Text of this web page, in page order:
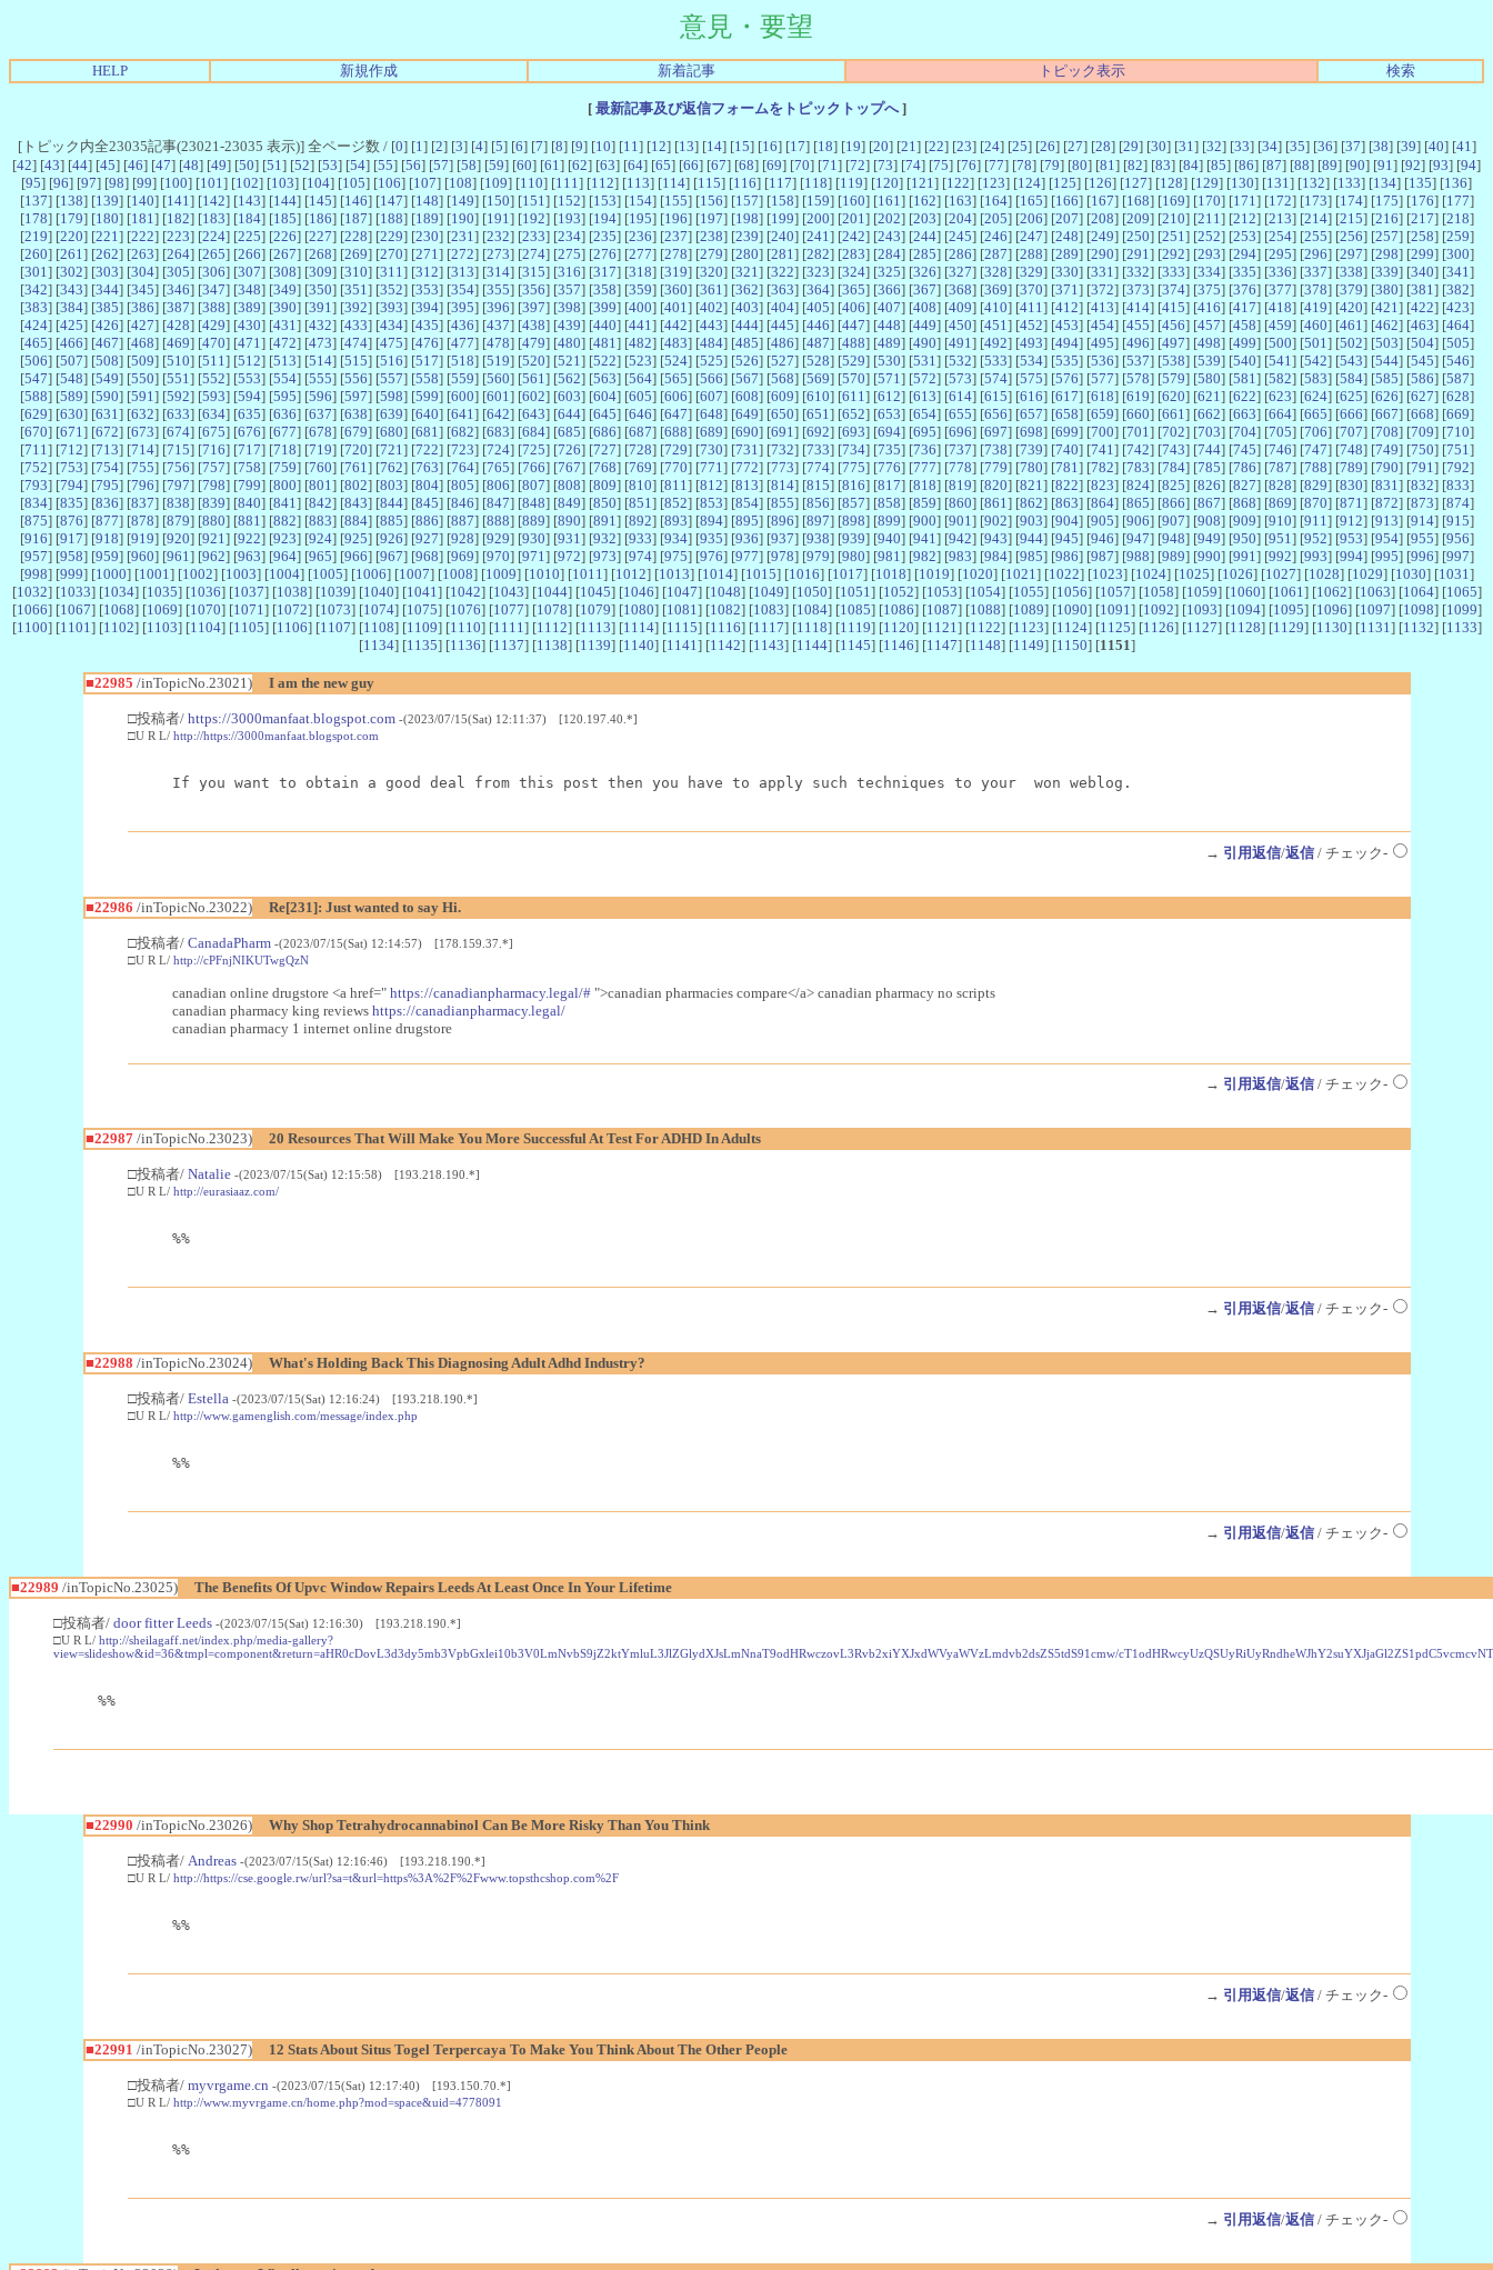
意見・要望
HELP 新規作成 新着記事 トピック表示 検索
[最新記事及び返信フォームをトピックトップへ]
[トピック内全23035記事(23021-23035 表示)] 全ページ数 / [0] [1 ] [2] [3] [4] [5] [6] [7] [8] [9] [10] [11 ] [12] [13] [14] [15] [16] [17] [18] [19] [20] [21 ] [22] [23] [24] [25] [26] [27] [28] [29] [30] [31 ] [32] [33] [34] [35] [36] [37] [38] [39] [40] [41 ]
[42] [43] [44] [45] [46] [47] [48] [49] [50] [51 ] [52] [53] [54] [55] [56] [57] [58] [59] [60] [61 ] [62] [63] [64] [65] [66] [67] [68] [69] [70] [71 ] [72] [73] [74] [75] [76] [77] [78] [79] [80] [81 ] [82] [83] [84] [85] [86] [87] [88] [89] [90] [91 ] [92] [93] [94]
[95] [96] [97] [98] [99] [100] [101 ] [102] [103] [104] [105] [106] [107] [108] [109] [110] [111 ] [112] [113] [114] [115] [116] [117] [118] [119] [120] [121 ] [122] [123] [124] [125] [126] [127] [128] [129] [130] [131 ] [132] [133] [134] [135] [136]
[137] [138] [139] [140] [141 ] [142] [143] [144] [145] [146] [147] [148] [149] [150] [151 ] [152] [153] [154] [155] [156] [157] [158] [159] [160] [161 ] [162] [163] [164] [165] [166] [167] [168] [169] [170] [171 ] [172] [173] [174] [175] [176] [177]
[178] [179] [180] [181 ] [182] [183] [184] [185] [186] [187] [188] [189] [190] [191 ] [192] [193] [194] [195] [196] [197] [198] [199] [200] [201 ] [202] [203] [204] [205] [206] [207] [208] [209] [210] [211 ] [212] [213] [214] [215] [216] [217] [218]
[219] [220] [221 ] [222] [223] [224] [225] [226] [227] [228] [229] [230] [231 ] [232] [233] [234] [235] [236] [237] [238] [239] [240] [241 ] [242] [243] [244] [245] [246] [247] [248] [249] [250] [251 ] [252] [253] [254] [255] [256] [257] [258] [259]
[260] [261 ] [262] [263] [264] [265] [266] [267] [268] [269] [270] [271 ] [272] [273] [274] [275] [276] [277] [278] [279] [280] [281 ] [282] [283] [284] [285] [286] [287] [288] [289] [290] [291 ] [292] [293] [294] [295] [296] [297] [298] [299] [300]
[301 ] [302] [303] [304] [305] [306] [307] [308] [309] [310] [311 ] [312] [313] [314] [315] [316] [317] [318] [319] [320] [321 ] [322] [323] [324] [325] [326] [327] [328] [329] [330] [331 ] [332] [333] [334] [335] [336] [337] [338] [339] [340] [341 ]
[342] [343] [344] [345] [346] [347] [348] [349] [350] [351 ] [352] [353] [354] [355] [356] [357] [358] [359] [360] [361 ] [362] [363] [364] [365] [366] [367] [368] [369] [370] [371 ] [372] [373] [374] [375] [376] [377] [378] [379] [380] [381 ] [382]
[383] [384] [385] [386] [387] [388] [389] [390] [391 ] [392] [393] [394] [395] [396] [397] [398] [399] [400] [401 ] [402] [403] [404] [405] [406] [407] [408] [409] [410] [411 ] [412] [413] [414] [415] [416] [417] [418] [419] [420] [421 ] [422] [423]
[424] [425] [426] [427] [428] [429] [430] [431 ] [432] [433] [434] [435] [436] [437] [438] [439] [440] [441 ] [442] [443] [444] [445] [446] [447] [448] [449] [450] [451 ] [452] [453] [454] [455] [456] [457] [458] [459] [460] [461 ] [462] [463] [464]
[465] [466] [467] [468] [469] [470] [471 ] [472] [473] [474] [475] [476] [477] [478] [479] [480] [481 ] [482] [483] [484] [485] [486] [487] [488] [489] [490] [491 ] [492] [493] [494] [495] [496] [497] [498] [499] [500] [501 ] [502] [503] [504] [505]
[506] [507] [508] [509] [510] [511 ] [512] [513] [514] [515] [516] [517] [518] [519] [520] [521 ] [522] [523] [524] [525] [526] [527] [528] [529] [530] [531 ] [532] [533] [534] [535] [536] [537] [538] [539] [540] [541 ] [542] [543] [544] [545] [546]
[547] [548] [549] [550] [551 ] [552] [553] [554] [555] [556] [557] [558] [559] [560] [561 ] [562] [563] [564] [565] [566] [567] [568] [569] [570] [571 ] [572] [573] [574] [575] [576] [577] [578] [579] [580] [581 ] [582] [583] [584] [585] [586] [587]
[588] [589] [590] [591 ] [592] [593] [594] [595] [596] [597] [598] [599] [600] [601 ] [602] [603] [604] [605] [606] [607] [608] [609] [610] [611 ] [612] [613] [614] [615] [616] [617] [618] [619] [620] [621 ] [622] [623] [624] [625] [626] [627] [628]
[629] [630] [631 ] [632] [633] [634] [635] [636] [637] [638] [639] [640] [641 ] [642] [643] [644] [645] [646] [647] [648] [649] [650] [651 ] [652] [653] [654] [655] [656] [657] [658] [659] [660] [661 ] [662] [663] [664] [665] [666] [667] [668] [669]
[670] [671 ] [672] [673] [674] [675] [676] [677] [678] [679] [680] [681 ] [682] [683] [684] [685] [686] [687] [688] [689] [690] [691 ] [692] [693] [694] [695] [696] [697] [698] [699] [700] [701 ] [702] [703] [704] [705] [706] [707] [708] [709] [710]
[711 ] [712] [713] [714] [715] [716] [717] [718] [719] [720] [721 ] [722] [723] [724] [725] [726] [727] [728] [729] [730] [731 ] [732] [733] [734] [735] [736] [737] [738] [739] [740] [741 ] [742] [743] [744] [745] [746] [747] [748] [749] [750] [751 ]
[752] [753] [754] [755] [756] [757] [758] [759] [760] [761 ] [762] [763] [764] [765] [766] [767] [768] [769] [770] [771 ] [772] [773] [774] [775] [776] [777] [778] [779] [780] [781 ] [782] [783] [784] [785] [786] [787] [788] [789] [790] [791 ] [792]
[793] [794] [795] [796] [797] [798] [799] [800] [801 ] [802] [803] [804] [805] [806] [807] [808] [809] [810] [811 ] [812] [813] [814] [815] [816] [817] [818] [819] [820] [821 ] [822] [823] [824] [825] [826] [827] [828] [829] [830] [831 ] [832] [833]
[834] [835] [836] [837] [838] [839] [840] [841 ] [842] [843] [844] [845] [846] [847] [848] [849] [850] [851 ] [852] [853] [854] [855] [856] [857] [858] [859] [860] [861 ] [862] [863] [864] [865] [866] [867] [868] [869] [870] [871 ] [872] [873] [874]
[875] [876] [877] [878] [879] [880] [881 ] [882] [883] [884] [885] [886] [887] [888] [889] [890] [891 ] [892] [893] [894] [895] [896] [897] [898] [899] [900] [901 ] [902] [903] [904] [905] [906] [907] [908] [909] [910] [911 ] [912] [913] [914] [915]
[916] [917] [918] [919] [920] [921 ] [922] [923] [924] [925] [926] [927] [928] [929] [930] [931 ] [932] [933] [934] [935] [936] [937] [938] [939] [940] [941 ] [942] [943] [944] [945] [946] [947] [948] [949] [950] [951 ] [952] [953] [954] [955] [956]
[957] [958] [959] [960] [961 ] [962] [963] [964] [965] [966] [967] [968] [969] [970] [971 ] [972] [973] [974] [975] [976] [977] [978] [979] [980] [981 ] [982] [983] [984] [985] [986] [987] [988] [989] [990] [991 ] [992] [993] [994] [995] [996] [997]
[998] [999] [1000] [1001 ] [1002] [1003] [1004] [1005] [1006] [1007] [1008] [1009] [1010] [1011 ] [1012] [1013] [1014] [1015] [1016] [1017] [1018] [1019] [1020] [1021 ] [1022] [1023] [1024] [1025] [1026] [1027] [1028] [1029] [1030] [1031 ]
[1032] [1033] [1034] [1035] [1036] [1037] [1038] [1039] [1040] [1041 ] [1042] [1043] [1044] [1045] [1046] [1047] [1048] [1049] [1050] [1051 ] [1052] [1053] [1054] [1055] [1056] [1057] [1058] [1059] [1060] [1061 ] [1062] [1063] [1064] [1065]
[1066] [1067] [1068] [1069] [1070] [1071 ] [1072] [1073] [1074] [1075] [1076] [1077] [1078] [1079] [1080] [1081 ] [1082] [1083] [1084] [1085] [1086] [1087] [1088] [1089] [1090] [1091 ] [1092] [1093] [1094] [1095] [1096] [1097] [1098] [1099]
[1100] [1101 ] [1102] [1103] [1104] [1105] [1106] [1107] [1108] [1109] [1110] [1111 ] [1112] [1113] [1114] [1115] [1116] [1117] [1118] [1119] [1120] [1121 ] [1122] [1123] [1124] [1125] [1126] [1127] [1128] [1129] [1130] [1131 ] [1132] [1133]
[1134] [1135] [1136] [1137] [1138] [1139] [1140] [1141 ] [1142] [1143] [1144] [1145] [1146] [1147] [1148] [1149] [1150] [1151]
■22985 /inTopicNo.23021) I am the new guy
□投稿者/ https://3000manfaat.blogspot.com -(2023/07/15(Sat) 12:11:37) [120.197.40.*]
□U R L/ http://https://3000manfaat.blogspot.com
If you want to obtain a good deal from this post then you have to apply such techniques to your  won weblog.
→ 引用返信/返信/ チェック-
■22986 /inTopicNo.23022) Re[231]: Just wanted to say Hi.
□投稿者/ CanadaPharm -(2023/07/15(Sat) 12:14:57) [178.159.37.*]
□U R L/ http://cPFnjNIKUTwgQzN
canadian online drugstore <a href=" https://canadianpharmacy.legal/#">canadian pharmacies compare</a> canadian pharmacy no scripts
canadian pharmacy king reviews https://canadianpharmacy.legal/
canadian pharmacy 1 internet online drugstore
→ 引用返信/返信/ チェック-
■22987/inTopicNo.23023) 20 Resources That Will Make You More Successful At Test For ADHD In Adults
□投稿者/ Natalie -(2023/07/15(Sat) 12:15:58) [193.218.190.*]
□U R L/ http://eurasiaaz.com/
%%
→ 引用返信/返信/ チェック-
■22988 /inTopicNo.23024) What's Holding Back This Diagnosing Adult Adhd Industry?
□投稿者/ Estella -(2023/07/15(Sat) 12:16:24) [193.218.190.*]
□U R L/ http://www.gamenglish.com/message/index.php
%%
→ 引用返信/返信/ チェック-
■22989 /inTopicNo.23025) The Benefits Of Upvc Window Repairs Leeds At Least Once In Your Lifetime
□投稿者/ door fitter Leeds -(2023/07/15(Sat) 12:16:30) [193.218.190.*]
□U R L/ http://sheilagaff.net/index.php/media-gallery?
view=slideshow&id=36&tmpl=component&return=aHR0cDovL3d3dy5mb3VpbGxlei10b3V0LmNvbS9jZ2ktYmluL3JlZGlydXJsLmNnaT9odHRwczovL3Rvb2xiYXJxdWVyaWVzLmdvb2dsZS5tdS91cmw/
%%
■22990 /inTopicNo.23026) Why Shop Tetrahydrocannabinol Can Be More Risky Than You Think
□投稿者/ Andreas -(2023/07/15(Sat) 12:16:46) [193.218.190.*]
□U R L/ http://https://cse.google.rw/url?sa=t&url=https%3A%2F%2Fwww.topsthcshop.com%2F
%%
→ 引用返信/返信/ チェック-
■22991 /inTopicNo.23027) 12 Stats About Situs Togel Terpercaya To Make You Think About The Other People
□投稿者/ myvrgame.cn -(2023/07/15(Sat) 12:17:40) [193.150.70.*]
□U R L/ http://www.myvrgame.cn/home.php?mod=space&uid=4778091
%%
→ 引用返信/返信/ チェック-